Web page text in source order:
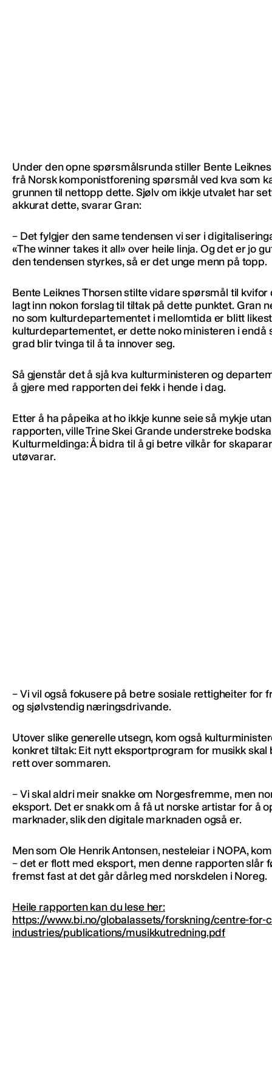
Under den opne spørsmålsrunda stiller Bente
frå Norsk komponistforening spørsmål ved kva som
grunnen til nettopp dette. Sjølv om ikkje utvalet har
akkurat dette, svarar Gran:
– Det fylgjer den same tendensen vi ser i
«The winner takes it all» over heile linja. Og det er jo
den tendensen styrkes, så er det unge menn på topp.
Bente Leiknes Thorsen stilte vidare spørsmål til kvifor
lagt inn nokon forslag til tiltak på dette punktet. Gran
no som kulturdepartementet i mellomtida er blitt
kulturdepartementet, er dette noko ministeren i endå
grad blir tvinga til å ta innover seg.
Så gjenstår det å sjå kva kulturministeren og
å gjere med rapporten dei fekk i hende i dag.
Etter å ha påpeika at ho ikkje kunne seie så mykje
rapporten, ville Trine Skei Grande understreke
Kulturmeldinga: Å bidra til å gi betre vilkår for
utøvarar.
– Vi vil også fokusere på betre sosiale rettigheiter for
og sjølvstendig næringsdrivande.
Utover slike generelle utsegn, kom også
konkret tiltak: Eit nytt eksportprogram for musikk skal
rett over sommaren.
– Vi skal aldri meir snakke om Norgesfremme, men
eksport. Det er snakk om å få ut norske artistar for å
marknader, slik den digitale marknaden også er.
Men som Ole Henrik Antonsen, nesteleiar i NOPA,
– det er flott med eksport, men denne rapporten slår
fremst fast at det går dårleg med norskdelen i Noreg.
Heile rapporten kan du lese her:
https://www.bi.no/globalassets/forskning/centre-for-
industries/publications/musikkutredning.pdf